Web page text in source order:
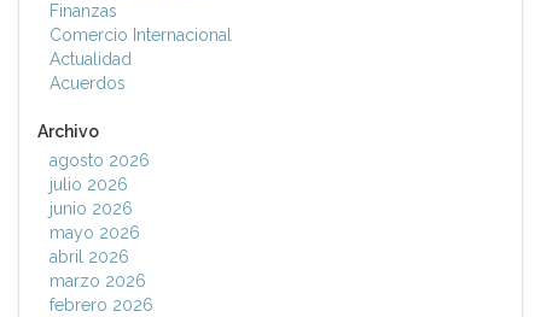
Finanzas
Comercio Internacional
Actualidad
Acuerdos
Archivo
agosto 2026
julio 2026
junio 2026
mayo 2026
abril 2026
marzo 2026
febrero 2026